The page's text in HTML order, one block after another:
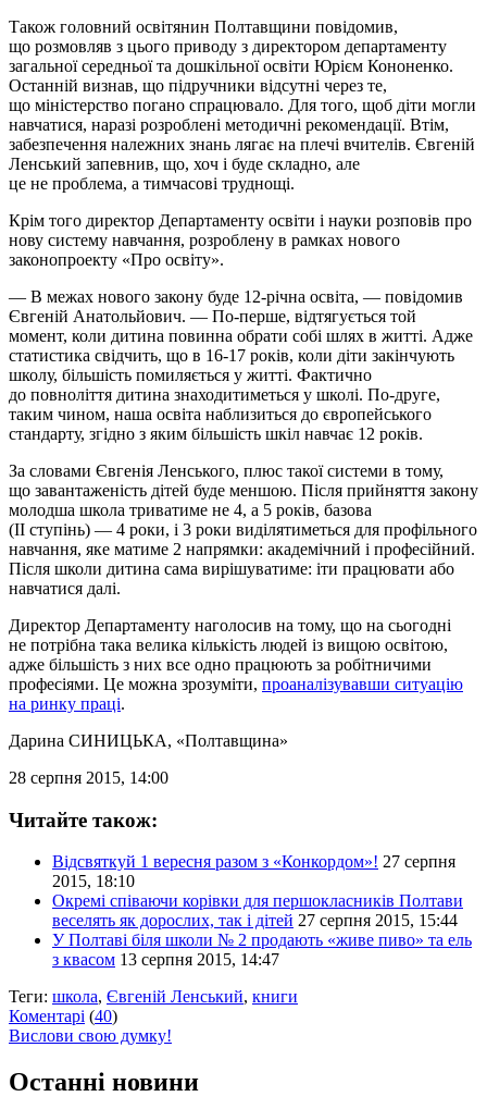
Також головний освітянин Полтавщини повідомив,
що розмовляв з цього приводу з директором департаменту
загальної середньої та дошкільної освіти Юрієм Кононенко.
Останній визнав, що підручники відсутні через те,
що міністерство погано спрацювало. Для того, щоб діти могли
навчатися, наразі розроблені методичні рекомендації. Втім,
забезпечення належних знань лягає на плечі вчителів. Євгеній
Ленський запевнив, що, хоч і буде складно, але
це не проблема, а тимчасові труднощі.
Крім того директор Департаменту освіти і науки розповів про
нову систему навчання, розроблену в рамках нового
законопроекту «Про освіту».
— В межах нового закону буде 12-річна освіта, — повідомив
Євгеній Анатольйович. — По-перше, відтягується той
момент, коли дитина повинна обрати собі шлях в житті. Адже
статистика свідчить, що в 16-17 років, коли діти закінчують
школу, більшість помиляється у житті. Фактично
до повноліття дитина знаходитиметься у школі. По-друге,
таким чином, наша освіта наблизиться до європейського
стандарту, згідно з яким більшість шкіл навчає 12 років.
За словами Євгенія Ленського, плюс такої системи в тому,
що завантаженість дітей буде меншою. Після прийняття закону
молодша школа триватиме не 4, а 5 років, базова
(II ступінь) — 4 роки, і 3 роки виділятиметься для профільного
навчання, яке матиме 2 напрямки: академічний і професійний.
Після школи дитина сама вирішуватиме: іти працювати або
навчатися далі.
Директор Департаменту наголосив на тому, що на сьогодні
не потрібна така велика кількість людей із вищою освітою,
адже більшість з них все одно працюють за робітничими
професіями. Це можна зрозуміти, проаналізувавши ситуацію
на ринку праці.
Дарина СИНИЦЬКА, «Полтавщина»
28 серпня 2015, 14:00
Читайте також:
Відсвяткуй 1 вересня разом з «Конкордом»! 27 серпня
2015, 18:10
Окремі співаючи корівки для першокласників Полтави
веселять як дорослих, так і дітей 27 серпня 2015, 15:44
У Полтаві біля школи № 2 продають «живе пиво» та ель
з квасом 13 серпня 2015, 14:47
Теги: школа, Євгеній Ленський, книги
Коментарі (40)
Вислови свою думку!
Останні новини